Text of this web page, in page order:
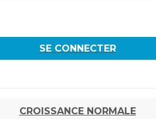
SE CONNECTER
CROISSANCE NORMALE